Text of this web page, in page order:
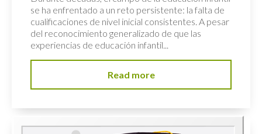
se ha enfrentado a un reto persistente: la falta de
cualificaciones de nivel inicial consistentes. A pesar
del reconocimiento generalizado de que las
experiencias de educación infantil...
Read more